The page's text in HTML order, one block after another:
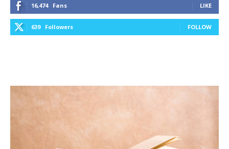
16,474 Fans LIKE
639 Followers FOLLOW